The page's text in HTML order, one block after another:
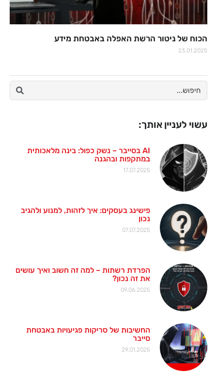
עשוי לעניין אותך:
AI בסייבר – נשק כפול: בינה מלאכותית
במתקפות ובהגנה
17.07.2025
פישינג בעסקים: איך לזהות, למנוע ולהגיב
נכון
07.07.2025
הפרדת רשתות – למה זה חשוב ואיך עושים
את זה נכון?
09.06.2025
החשיבות של סריקות פגיעויות באבטחת
סייבר
29.01.2025
הכוח של ניטור הרשת האפלה באבטחת מידע
23.01.2025